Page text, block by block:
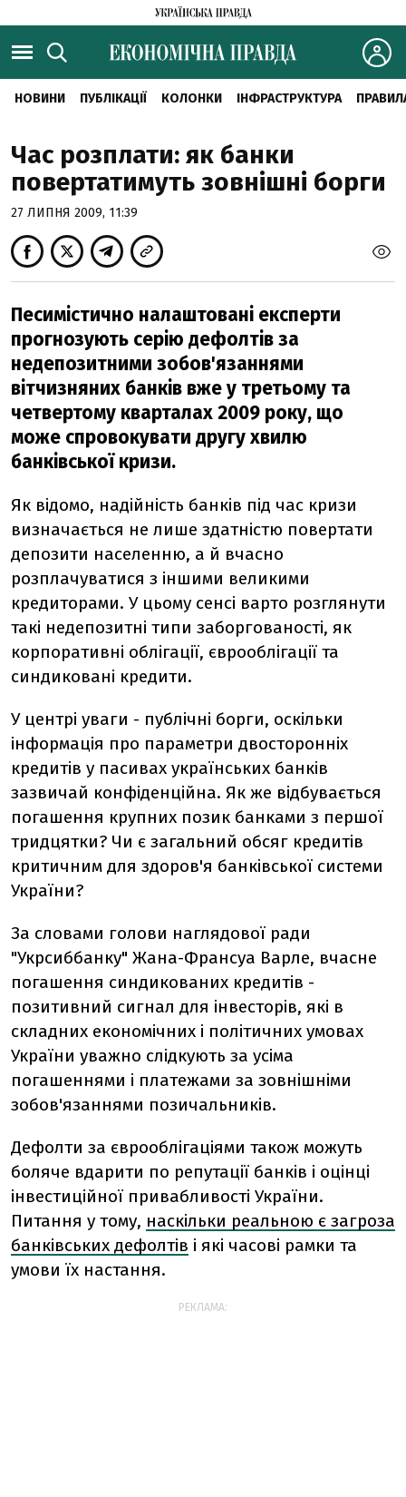
НОВИНИ ПУБЛІКАЦІЇ КОЛОНКИ ІНФРАСТРУКТУРА
Час розплати: як банки
повертатимуть зовнішні борги
27 ЛИПНЯ 2009, 11:39
Песимістично налаштовані експерти
прогнозують серію дефолтів за
недепозитними зобов'язаннями
вітчизняних банків вже у третьому та
четвертому кварталах 2009 року, що
може спровокувати другу хвилю
банківської кризи.
Як відомо, надійність банків під час кризи
визначається не лише здатністю повертати
депозити населенню, а й вчасно
розплачуватися з іншими великими
кредиторами. У цьому сенсі варто розглянути
такі недепозитні типи заборгованості, як
корпоративні облігації, єврооблігації та
синдиковані кредити.
У центрі уваги - публічні борги, оскільки
інформація про параметри двосторонніх
кредитів у пасивах українських банків
зазвичай конфіденційна. Як же відбувається
погашення крупних позик банками з першої
тридцятки? Чи є загальний обсяг кредитів
критичним для здоров'я банківської системи
України?
За словами голови наглядової ради
"Укрсиббанку" Жана-Франсуа Варле, вчасне
погашення синдикованих кредитів -
позитивний сигнал для інвесторів, які в
складних економічних і політичних умовах
України уважно слідкують за усіма
погашеннями і платежами за зовнішніми
зобов'язаннями позичальників.
Дефолти за єврооблігаціями також можуть
боляче вдарити по репутації банків і оцінці
інвестиційної привабливості України.
Питання у тому, наскільки реальною є загроза
банківських дефолтів і які часові рамки та
умови їх настання.
РЕКЛАМА: